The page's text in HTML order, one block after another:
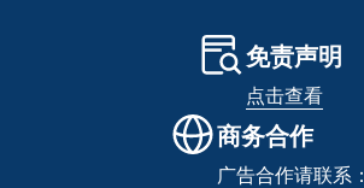
免责声明
点击查看
商务合作
广告合作请联系：